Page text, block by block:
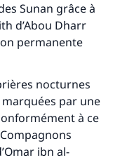
Sunan grâce à
d’Abou Dharr
permanente
nocturnes
par une
à ce
ibn al-